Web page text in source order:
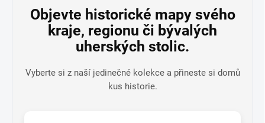
Objevte historické mapy svého
kraje, regionu či bývalých
uherských stolic.
Vyberte si z naší jedinečné kolekce a přineste si domů
kus historie.